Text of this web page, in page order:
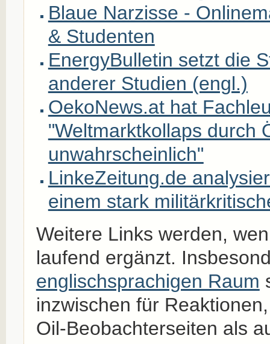
Blaue Narzisse -
& Studenten
EnergyBulletin setzt die
anderer Studien (engl.)
OekoNews.at hat
"Weltmarktkollaps durch
unwahrscheinlich"
LinkeZeitung.de
einem stark
Weitere Links werden,
laufend ergänzt.
englischsprachigen Raum
inzwischen für
Oil-Beobachterseiten als